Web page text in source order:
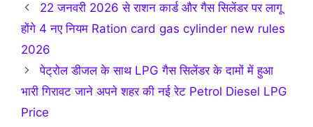
22 जनवरी 2026 से राशन कार्ड और गैस सिलेंडर पर लागू
होंगे 4 नए नियम Ration card gas cylinder new rules
2026
पेट्रोल डीजल के साथ LPG गैस सिलेंडर के दामों में हुआ
भारी गिरावट जाने अपने शहर की नई रेट Petrol Diesel LPG
Price